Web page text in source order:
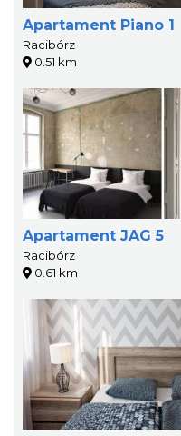
Apartament Piano 1
Racibórz
0.51 km
Apartament JAG 5
Racibórz
0.61 km